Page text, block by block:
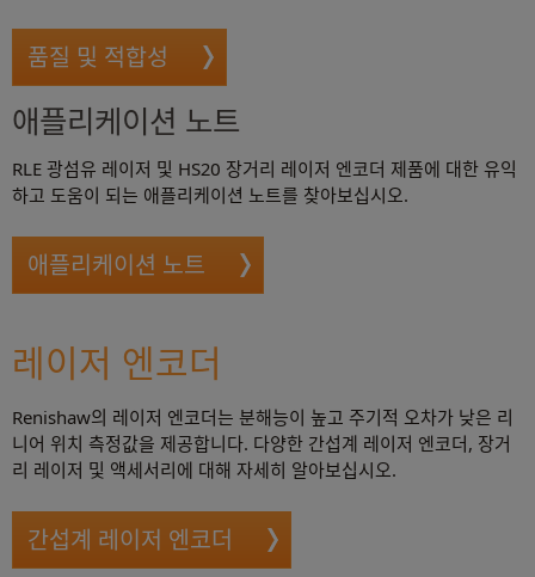
품질 및 적합성
애플리케이션 노트
RLE 광섬유 레이저 및 HS20 장거리 레이저 엔코더 제품에 대한 유익
하고 도움이 되는 애플리케이션 노트를 찾아보십시오.
애플리케이션 노트
레이저 엔코더
Renishaw의 레이저 엔코더는 분해능이 높고 주기적 오차가 낮은 리
니어 위치 측정값을 제공합니다. 다양한 간섭계 레이저 엔코더, 장거
리 레이저 및 액세서리에 대해 자세히 알아보십시오.
간섭계 레이저 엔코더